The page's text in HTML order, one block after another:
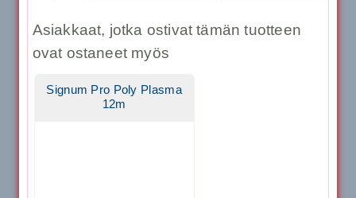
Asiakkaat, jotka ostivat tämän tuotteen
ovat ostaneet myös
Signum Pro Poly Plasma
12m